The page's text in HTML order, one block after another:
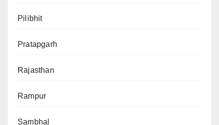
Pilibhit
Pratapgarh
Rajasthan
Rampur
Sambhal